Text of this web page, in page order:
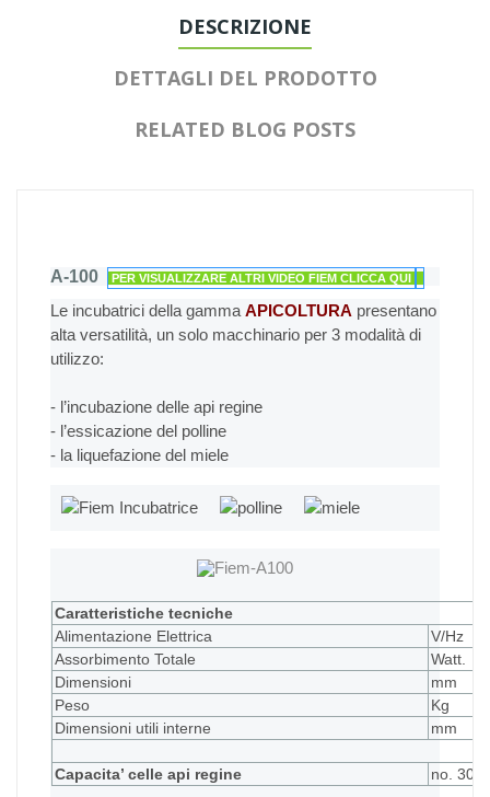
DESCRIZIONE
DETTAGLI DEL PRODOTTO
RELATED BLOG POSTS
A-100 PER VISUALIZZARE ALTRI VIDEO FIEM CLICCA QUI
Le incubatrici della gamma APICOLTURA presentano
alta versatilità, un solo macchinario per 3 modalità di
utilizzo:
- l’incubazione delle api regine
- l’essicazione del polline
- la liquefazione del miele
Caratteristiche tecniche
Alimentazione Elettrica
V/Hz
Assorbimento Totale
Watt.
Dimensioni
mm
Peso
Kg
Dimensioni utili interne
mm
Capacita’ celle api regine no. 300